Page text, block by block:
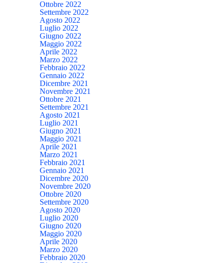
Ottobre 2022
Settembre 2022
Agosto 2022
Luglio 2022
Giugno 2022
Maggio 2022
Aprile 2022
Marzo 2022
Febbraio 2022
Gennaio 2022
Dicembre 2021
Novembre 2021
Ottobre 2021
Settembre 2021
Agosto 2021
Luglio 2021
Giugno 2021
Maggio 2021
Aprile 2021
Marzo 2021
Febbraio 2021
Gennaio 2021
Dicembre 2020
Novembre 2020
Ottobre 2020
Settembre 2020
Agosto 2020
Luglio 2020
Giugno 2020
Maggio 2020
Aprile 2020
Marzo 2020
Febbraio 2020